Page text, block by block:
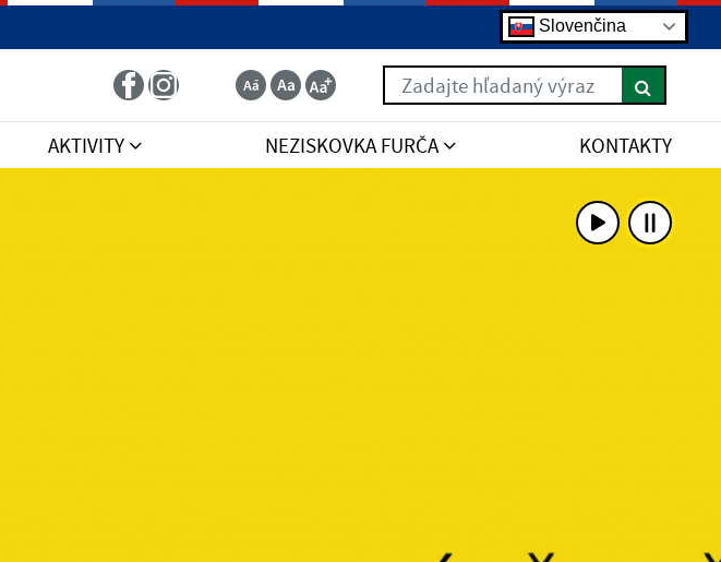
Slovenčina
Zadajte hľadaný výraz
AKTIVITY NEZISKOVKA FURČA KONTAKTY